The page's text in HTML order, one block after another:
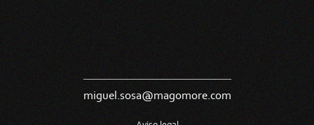
miguel.sosa@magomore.com